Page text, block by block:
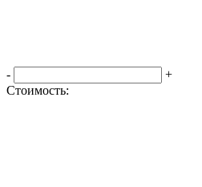
-
+
Стоимость: